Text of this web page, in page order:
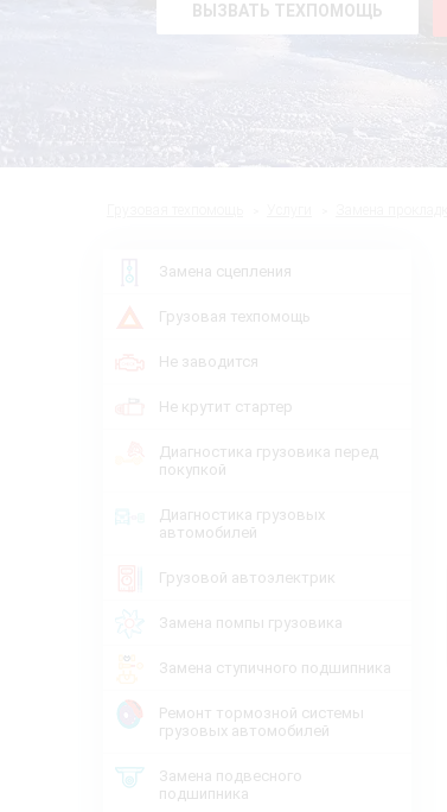
ВЫЗВАТЬ ТЕХПОМОЩЬ
Замена сцепления
Грузовая техпомощь
Не заводится
Не крутит стартер
Диагностика грузовика перед
покупкой
Диагностика грузовых
автомобилей
Грузовой автоэлектрик
Замена помпы грузовика
Замена ступичного подшипника
Ремонт тормозной системы
грузовых автомобилей
Замена подвесного
подшипника